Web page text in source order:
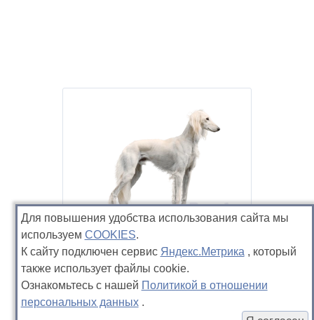
Салюки
Для повышения удобства использования сайта мы
используемCOOKIES.
К сайту подключен сервис Яндекс.Метрика , который
также использует файлы cookie.
Ознакомьтесь с нашей Политикой в отношении
персональных данных .